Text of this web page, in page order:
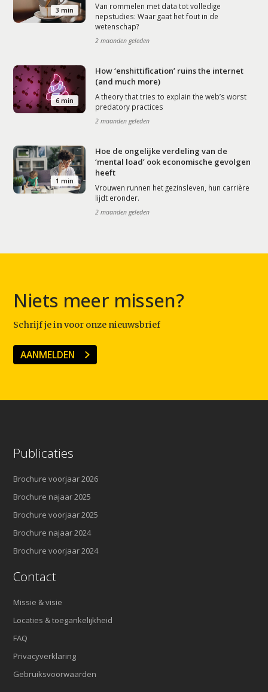
3 min
Van rommelen met data tot volledige
nepstudies: Waar gaat het fout in de
wetenschap?
2 maanden geleden
6 min
How ‘enshittification’ ruins the internet
(and much more)
A theory that tries to explain the web’s worst
predatory practices
2 maanden geleden
1 min
Hoe de ongelijke verdeling van de
‘mental load’ ook economische gevolgen
heeft
Vrouwen runnen het gezinsleven, hun carrière
lijdt eronder.
2 maanden geleden
Niets meer missen?
Schrijf je in voor onze nieuwsbrief
AANMELDEN
Publicaties
Brochure voorjaar 2026
Brochure najaar 2025
Brochure voorjaar 2025
Brochure najaar 2024
Brochure voorjaar 2024
Contact
Missie & visie
Locaties & toegankelijkheid
FAQ
Privacyverklaring
Gebruiksvoorwaarden